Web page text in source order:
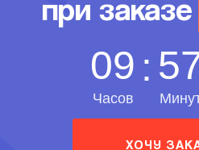
при
ХОЧУ
09
Часов
: